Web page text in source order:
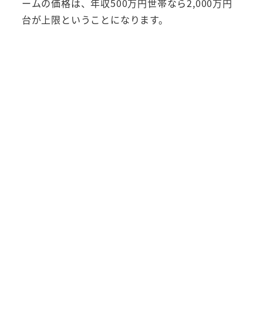
台が上限ということになります。